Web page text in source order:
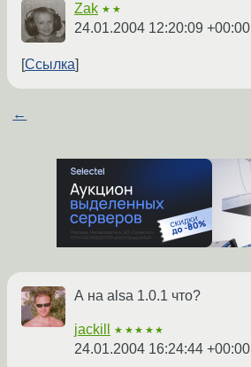
Zak ★★
24.01.2004 12:20:09 +00:00
Ссылка
←
А на alsa 1.0.1 что?
jackill ★★★★★
24.01.2004 16:24:44 +00:00